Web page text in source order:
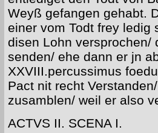
Weyß gefangen gehabt.
einer vom Todt frey ledig
disen Lohn versprochen/
senden/ ehe dann er jn
XXVIII.percussimus
Pact nit recht
zusamblen/ weil er also
ACTVS II. SCENA I.